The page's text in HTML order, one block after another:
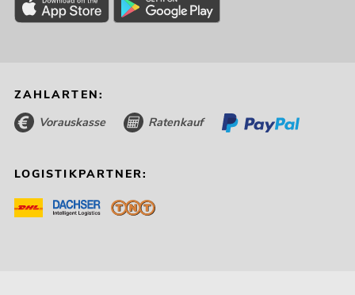
ZAHLARTEN:
Vorauskasse Ratenkauf
LOGISTIKPARTNER: